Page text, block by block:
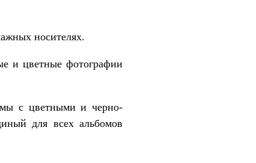
носителях.
и цветные фотографии
с цветными и черно-
для всех альбомов